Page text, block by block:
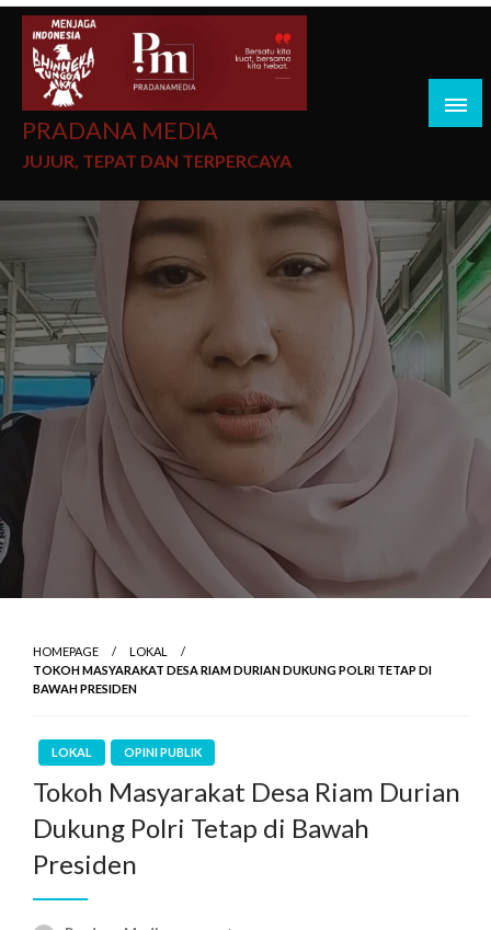
PRADANA MEDIA
JUJUR, TEPAT DAN TERPERCAYA
HOMEPAGE
LOKAL
TOKOH MASYARAKAT DESA RIAM DURIAN DUKUNG POLRI TETAP DI
BAWAH PRESIDEN
LOKAL OPINI PUBLIK
Tokoh Masyarakat Desa Riam Durian
Dukung Polri Tetap di Bawah
Presiden